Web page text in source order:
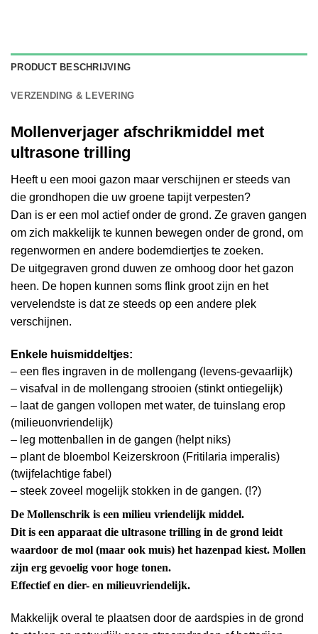
PRODUCT BESCHRIJVING
VERZENDING & LEVERING
Mollenverjager afschrikmiddel met
ultrasone trilling
Heeft u een mooi gazon maar verschijnen er steeds van
die grondhopen die uw groene tapijt verpesten?
Dan is er een mol actief onder de grond. Ze graven gangen
om zich makkelijk te kunnen bewegen onder de grond, om
regenwormen en andere bodemdiertjes te zoeken.
De uitgegraven grond duwen ze omhoog door het gazon
heen. De hopen kunnen soms flink groot zijn en het
vervelendste is dat ze steeds op een andere plek
verschijnen.
Enkele huismiddeltjes:
– een fles ingraven in de mollengang (levens-gevaarlijk)
– visafval in de mollengang strooien (stinkt ontiegelijk)
– laat de gangen vollopen met water, de tuinslang erop
(milieuonvriendelijk)
– leg mottenballen in de gangen (helpt niks)
– plant de bloembol Keizerskroon (Fritilaria imperalis)
(twijfelachtige fabel)
– steek zoveel mogelijk stokken in de gangen. (!?)
De Mollenschrik is een milieu vriendelijk middel.
Dit is een apparaat die ultrasone trilling in de grond leidt
waardoor de mol (maar ook muis) het hazenpad kiest. Mollen
zijn erg gevoelig voor hoge tonen.
Effectief en dier- en milieuvriendelijk.
Makkelijk overal te plaatsen door de aardspies in de grond